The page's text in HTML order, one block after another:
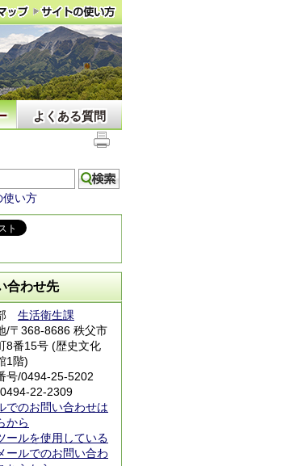
よくある質問
使い方
合わせ先
生活衛生課
/〒368-8686 秩父市
8番15号 (歴史文化
1階)
号/0494-25-5202
22-2309
でのお問い合わせは
から
ールを使用している
ールでのお問い合わ